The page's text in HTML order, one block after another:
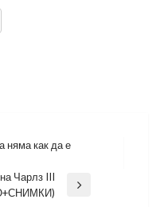
няма как да е
Чарлз III